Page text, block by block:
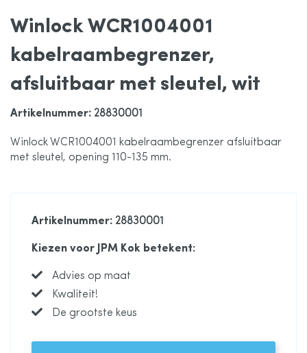
Winlock WCR1004001
kabelraambegrenzer,
afsluitbaar met sleutel, wit
Artikelnummer: 28830001
Winlock WCR1004001 kabelraambegrenzer afsluitbaar
met sleutel, opening 110-135 mm.
Artikelnummer: 28830001
Kiezen voor JPM Kok betekent:
Advies op maat
Kwaliteit!
De grootste keus
van
de
afbeeldingen-